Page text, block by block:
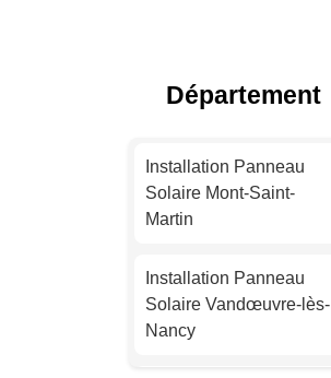
Solaire Nice
Installation Panneau
Installation Panneau
Solaire Strasbourg
Département
Installation Panneau
Solaire Mont-Saint-
Martin
Installation Panneau
Solaire Vandœuvre-lès-
Nancy